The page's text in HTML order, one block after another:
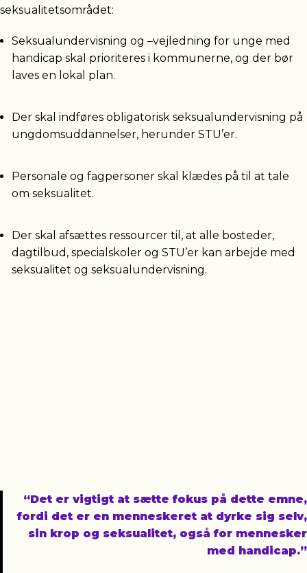
seksualitetsområdet:
Seksualundervisning og –vejledning for unge med
handicap skal prioriteres i kommunerne, og der bør
laves en lokal plan.
Der skal indføres obligatorisk seksualundervisning på
ungdomsuddannelser, herunder STU’er.
Personale og fagpersoner skal klædes på til at tale
om seksualitet.
Der skal afsættes ressourcer til, at alle bosteder,
dagtilbud, specialskoler og STU’er kan arbejde med
seksualitet og seksualundervisning.
“Det er vigtigt at sætte fokus på dette emne,
fordi det er en menneskeret at dyrke sig selv,
sin krop og seksualitet, også for mennesker
med handicap.”